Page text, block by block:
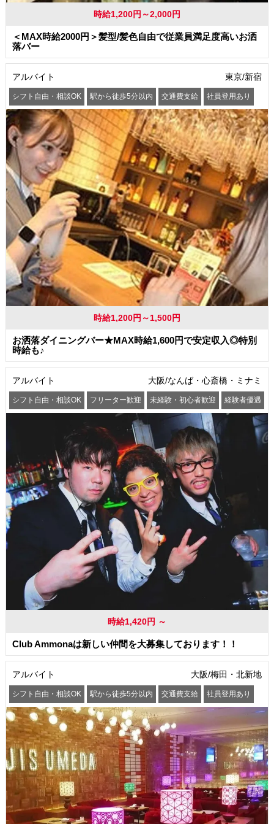
時給1,200円～2,000円
＜MAX時給2000円＞髪型/髪色自由で従業員満足度高いお洒
落バー
アルバイト 東京/新宿
シフト自由・相談OK 駅から徒歩5分以内 交通費支給 社員登用あり
時給1,200円～1,500円
お洒落ダイニングバー★MAX時給1,600円で安定収入◎特別
時給も♪
アルバイト 大阪/なんば・心斎橋・ミナミ
シフト自由・相談OK フリーター歓迎 未経験・初心者歓迎 経験者優遇
時給1,420円 ～
Club Ammonaは新しい仲間を大募集しております！！
アルバイト 大阪/梅田・北新地
シフト自由・相談OK 駅から徒歩5分以内 交通費支給 社員登用あり